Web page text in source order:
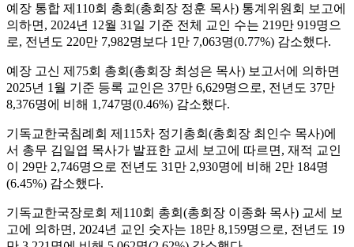
예장 통합 제110회 총회(총회장 정훈 목사) 통계위원회 보고에
의하면, 2024년 12월 31일 기준 전체 교인 수는 219만 919명으
로, 전년도 220만 7,982명보다 1만 7,063명(0.77%) 감소했다.
예장 고신 제75회 총회(총회장 최성은 목사) 보고서에 의하면
2025년 1월 기준 등록 교인은 37만 6,629명으로, 전년도 37만
8,376명에 비해 1,747명(0.46%) 감소했다.
기독교한국침례회 제115차 정기총회(총회장 최인수 목사)에
서 총무 김일엽 목사가 발표한 교세 보고에 따르면, 재적 교인
이 29만 2,746명으로 전년도 31만 2,930명에 비해 2만 184명
(6.45%) 감소했다.
기독교한국장로회 제110회 총회(총회장 이종화 목사) 교세 보
고에 의하면, 2024년 교인 숫자는 18만 8,159명으로, 전년도 19